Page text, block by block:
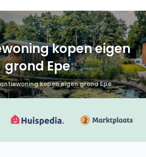
kopen eigen
grond Epe
kopen eigen grond Epe